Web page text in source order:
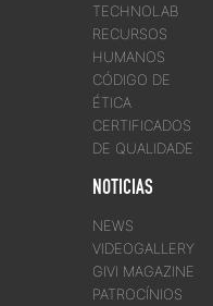
TECHNOLAB
RECURSOS
HUMANOS
CÓDIGO DE
ÉTICA
CERTIFICADOS
DE QUALIDADE
NOTICIAS
NEWS
VIDEOGALLERY
GIVI MAGAZINE
PATROCÍNIOS